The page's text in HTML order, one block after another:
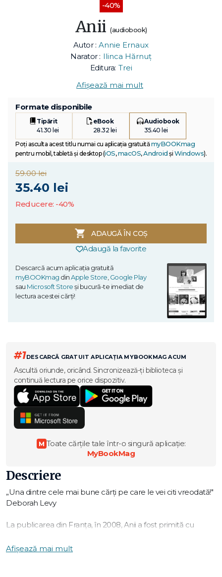
-40%
Anii (audiobook)
Autor : Annie Ernaux
Narator : Ilinca Hărnuț
Editura: Trei
Afișează mai mult
Formate disponibile
Tipărit
41.30 lei
eBook
28.32 lei
Audiobook
35.40 lei
Poți asculta acest titlu numai cu aplicația gratuitămyBOOKmag
pentru mobil, tabletă și desktop (iOS,macOS,Android și Windows).
59.00 lei
35.40 lei
Reducere: -40%
ADAUGĂ ÎN COȘ
Adaugă la favorite
Descarcă acum aplicația gratuită
myBOOKmag dinApple Store,Google Play
sau Microsoft Storeși bucură-te imediat de
lectura acestei cărți!
#1DESCARCĂ GRATUIT APLICAȚIA MYBOOKMAG ACUM
Ascultă oriunde, oricând. Sincronizează-ți biblioteca și
continuă lectura pe orice dispozitiv.
M Toate cărțile tale într-o singură aplicație:
MyBookMag
Descriere
„Una dintre cele mai bune cărți pe care le vei citi vreodată!"
Deborah Levy
La publicarea din Franța, în 2008, Anii a fost primită cu
scriitoare iubită și premiată, Anii a reprezentat, în mult feluri,
Afișează mai mult